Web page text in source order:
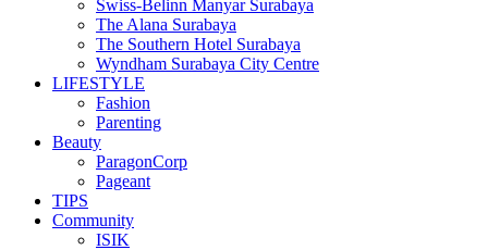
Swiss-Belinn Manyar Surabaya
The Alana Surabaya
The Southern Hotel Surabaya
Wyndham Surabaya City Centre
LIFESTYLE
Fashion
Parenting
Beauty
ParagonCorp
Pageant
TIPS
Community
ISIK